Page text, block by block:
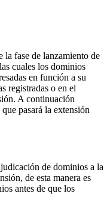
la fase de lanzamiento de
cuales los dominios
en función a su
registradas o en el
A continuación
pasará la extensión
de dominios a la
de esta manera es
antes de que los